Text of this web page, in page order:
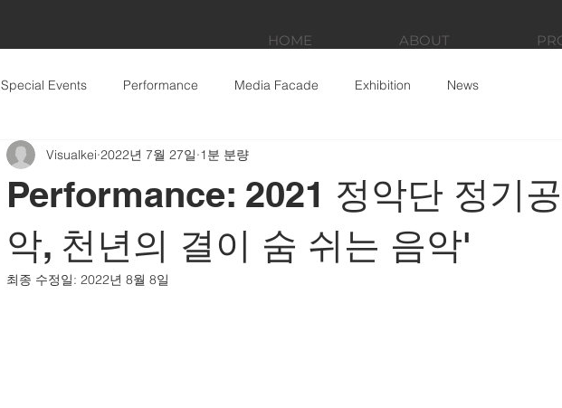
HOME ABOUT
Special Events Performance Media Facade Exhibition News
Performance: 2021 정악단 정기
악, 천년의 결이 숨 쉬는 음악'
Visualkei 2022년 7월 27일 1분 분량
최종 수정일: 2022년 8월 8일